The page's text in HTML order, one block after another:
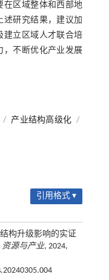
在区域整体和西部地
述研究结果，建议加
建立区域人才联合培
，不断优化产业发展
/ 产业结构高级化 /
引用格式 ▾
构升级影响的实证
资源与产业, 2024,